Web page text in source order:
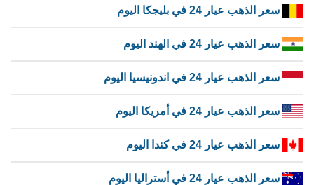
سعر الذهب عيار 24 في بليجكا اليوم
سعر الذهب عيار 24 في الهند اليوم
سعر الذهب عيار 24 في اندونيسيا اليوم
سعر الذهب عيار 24 في أمريكا اليوم
سعر الذهب عيار 24 في كندا اليوم
سعر الذهب عيار 24 في أستراليا اليوم